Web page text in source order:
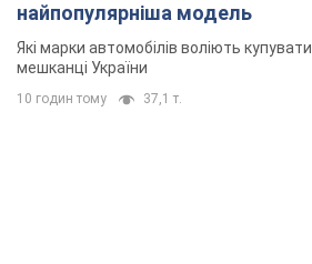
найпопулярніша модель
Які марки автомобілів воліють купувати
мешканці України
10 годин тому 37,1 т.